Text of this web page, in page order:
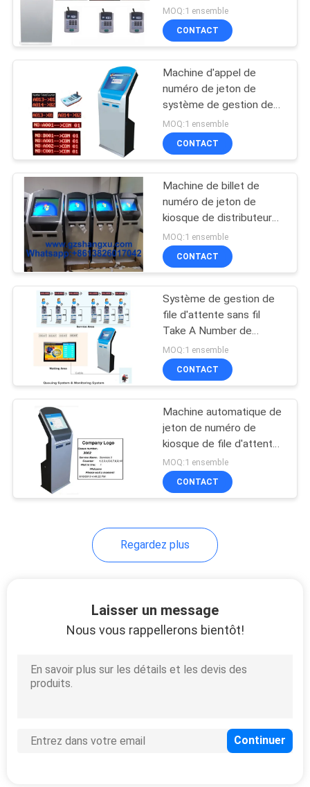
Système d'appel
sans fil de file
d'attente
Distributeur de billet
de système de file
d'attente
Système de
feedback de la
clientèle
d'étiquetage de file
de service
de visiteur de l'acier QMS
de banque
MOQ:1 ensemble
CONTACT
Machine d'appel de
numéro de jeton de
système de gestion de
file d'attente de kiosque
d'écran tactile d'hôpital
de télécom de banque
MOQ:1 ensemble
CONTACT
Machine de billet de
numéro de jeton de
kiosque de distributeur
de billet de système de
gestion de file d'attente
d'écran tactile d'IR
MOQ:1 ensemble
CONTACT
Système de gestion de
file d'attente sans fil
Take A Number de
banque/hôpital Q System
Ticket Machine
MOQ:1 ensemble
CONTACT
Machine automatique de
jeton de numéro de
kiosque de file d'attente
de distributeur de billet
de gestion de file
d'attente avec la double
MOQ:1 ensemble
CONTACT
Regardez plus
Laisser un message
Nous vous rappellerons bientôt!